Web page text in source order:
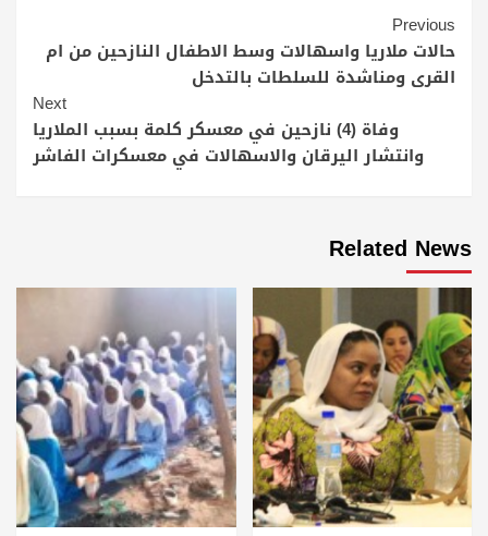
Continue
Reading
Previous
حالات ملاريا واسهالات وسط الاطفال النازحين من ام
القرى ومناشدة للسلطات بالتدخل
Next
وفاة (4) نازحين في معسكر كلمة بسبب الملاريا
وانتشار اليرقان والاسهالات في معسكرات الفاشر
Related News